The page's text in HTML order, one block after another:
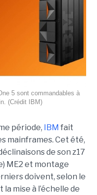
5 sont commandables à
(Crédit IBM)
période, IBM fait
mainframes. Cet été,
de son z17
ME2 et montage
doivent, selon le
mise à l’échelle de